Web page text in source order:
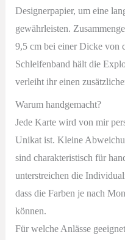
Designerpapier, um eine
gewährleisten.
9,5 cm bei einer Dicke von
Schleifenband hält die
verleiht ihr einen
Warum handgemacht?
Jede Karte wird von mir
Unikat ist. Kleine
sind charakteristisch für
unterstreichen die
dass die Farben je nach
können.
Für welche Anlässe